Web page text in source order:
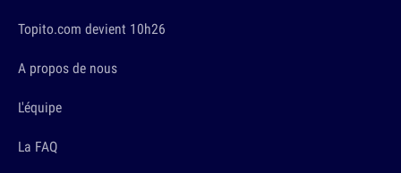
Topito.com devient 10h26
A propos de nous
L'équipe
La FAQ